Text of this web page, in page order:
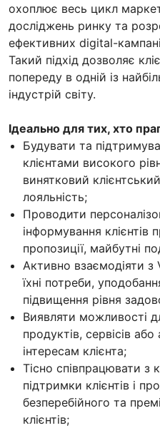
охоплює весь цикл
досліджень ринку та
ефективних digital-
Такий підхід дозволяє
попереду в одній із
індустрій світу.
Ідеально для тих, хто
Будувати та
клієнтами високого
винятковий
лояльність;
Проводити
інформування клієнтів
пропозиції, майбутні
Активно взаємодіяти з
їхні потреби,
підвищення рівня
Виявляти можливості
продуктів, сервісів
інтересам клієнта;
Тісно співпрацювати з
підтримки клієнтів і
безперебійного та
клієнтів;